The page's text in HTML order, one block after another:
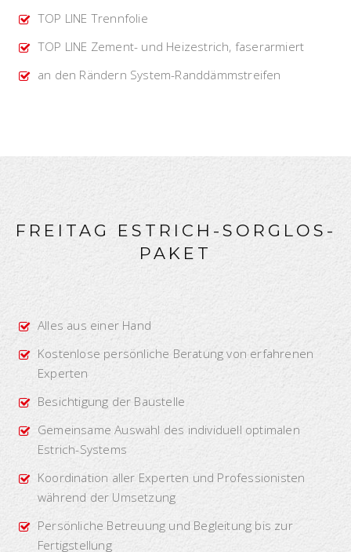
TOP LINE Trennfolie
TOP LINE Zement- und Heizestrich, faserarmiert
an den Rändern System-Randdämmstreifen
FREITAG ESTRICH-SORGLOS-
PAKET
Alles aus einer Hand
Kostenlose persönliche Beratung von erfahrenen
Experten
Besichtigung der Baustelle
Gemeinsame Auswahl des individuell optimalen
Estrich-Systems
Koordination aller Experten und Professionisten
während der Umsetzung
Persönliche Betreuung und Begleitung bis zur
Fertigstellung